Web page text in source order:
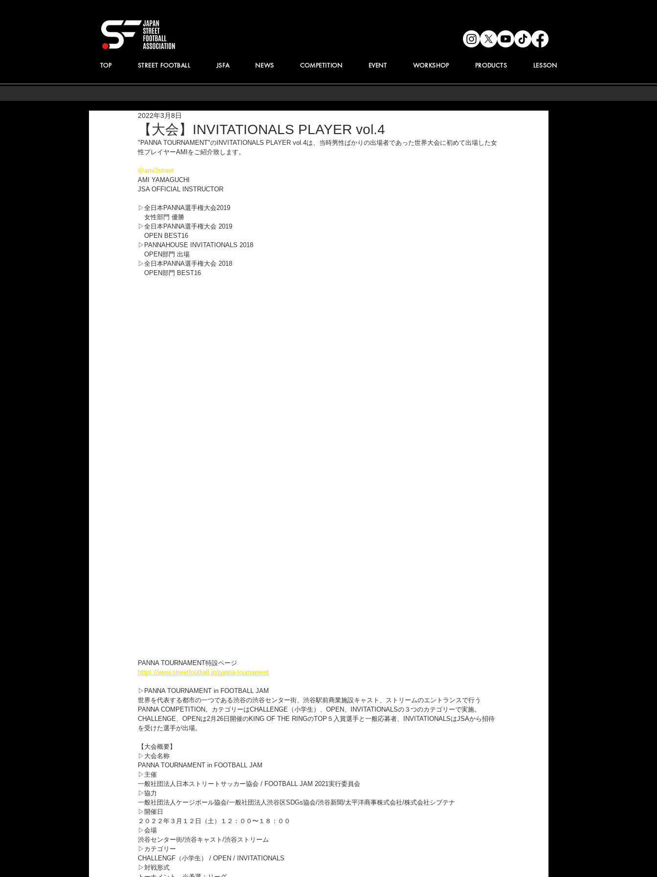
TOP STREET FOOTBALL JSFA NEWS COMPETITION EVENT WORKSHOP PRODUCTS LESSON
【大会】INVITATIONALS PLAYER vol.4
2022年3月8日
"PANNA TOURNAMENT"のINVITATIONALS PLAYER vol.4は、当時男性ばかりの出場者であった世界大会に初めて出場した女
性プレイヤーAMIをご紹介致します。
@ami3street
AMI YAMAGUCHI
JSA OFFICIAL INSTRUCTOR
▷全日本PANNA選手権大会2019
女性部門 優勝
▷全日本PANNA選手権大会 2019
OPEN BEST16
▷PANNAHOUSE INVITATIONALS 2018
OPEN部門 出場
▷全日本PANNA選手権大会 2018
OPEN部門 BEST16
PANNA TOURNAMENT特設ページ
https://www.streetfootball.jp/panna-tournament
▷PANNA TOURNAMENT in FOOTBALL JAM
世界を代表する都市の一つである渋谷の渋谷センター街、渋谷駅前商業施設キャスト、ストリームのエントランスで行う
PANNA COMPETITION。カテゴリーはCHALLENGE（小学生）、OPEN、INVITATIONALSの３つのカテゴリーで実施。
CHALLENGE、OPENは2月26日開催のKING OF THE RINGのTOP５入賞選手と一般応募者、INVITATIONALSはJSAから招待
を受けた選手が出場。
【大会概要】
▷大会名称
PANNA TOURNAMENT in FOOTBALL JAM
▷主催
一般社団法人日本ストリートサッカー協会 / FOOTBALL JAM 2021実行委員会
▷協力
一般社団法人ケージボール協会/一般社団法人渋谷区SDGs協会/渋谷新聞/太平洋商事株式会社/株式会社シブテナ
▷開催日
２０２２年３月１２日（土）１２：００〜１８：００
▷会場
渋谷センター街/渋谷キャスト/渋谷ストリーム
▷カテゴリー
CHALLENGF（小学生） / OPEN / INVITATIONALS
▷対戦形式